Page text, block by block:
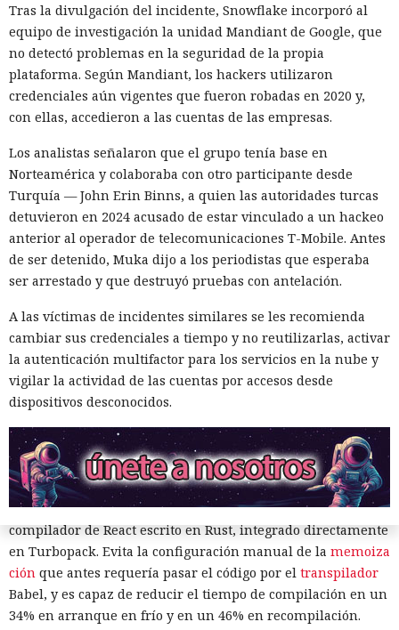
resentóla versión 16.3 — la primera actualización
importante desde octubre de 2025, que reduce el consumo
de memoria RAM en desarrollo hasta un 90% y, además,
acelera el renderizado y el funcionamiento en general.
La contribución principal a la economía de memoria la
2022 sustituye progresivamente a Webpack en el proyecto.
En la nueva versión están activados por defecto el caché en
disco y el desplazamiento de datos no utilizados a disco. Una
instancia con 50 rutas (páginas separadas) ahora consume
alrededor de 840 megabytes en lugar de los anteriores 4,6
gigabytes — un ahorro de aproximadamente el 82%.
guardado antes de la compilación y recompila solo los
fragmentos de código que han cambiado. Según pruebas de
Vercel, una compilación de un proyecto que antes tardaba
21 segundos ahora se completa en 9,2 segundos — una
aceleración de 2,3 veces. El desplazamiento de memoria,
activado por defecto en modo de desarrollo, mueve los datos
no solicitados al disco cuando se aproxima al umbral de
carga y los vuelve a cargar cuando es necesario.
En modo experimental está disponible un nuevo
compilador de React escrito en Rust, integrado directamente
en Turbopack. Evita la configuración manual de la memoiza
ción que antes requería pasar el código por el transpilador
Babel, y es capaz de reducir el tiempo de compilación en un
34% en arranque en frío y en un 46% en recompilación.
Tras la divulgación del incidente, Snowflake incorporó al
equipo de investigación la unidad Mandiant de Google, que
no detectó problemas en la seguridad de la propia
plataforma. Según Mandiant, los hackers utilizaron
credenciales aún vigentes que fueron robadas en 2020 y,
con ellas, accedieron a las cuentas de las empresas.
Los analistas señalaron que el grupo tenía base en
Norteamérica y colaboraba con otro participante desde
Turquía — John Erin Binns, a quien las autoridades turcas
detuvieron en 2024 acusado de estar vinculado a un hackeo
anterior al operador de telecomunicaciones T-Mobile. Antes
de ser detenido, Muka dijo a los periodistas que esperaba
ser arrestado y que destruyó pruebas con antelación.
A las víctimas de incidentes similares se les recomienda
cambiar sus credenciales a tiempo y no reutilizarlas, activar
la autenticación multifactor para los servicios en la nube y
vigilar la actividad de las cuentas por accesos desde
dispositivos desconocidos.
Una sola consulta dio acceso a
SYSTEM: convirtieron una base
de datos Oracle en base para un
ataque encubierto
10:02 / 07.08.2026
Los delincuentes no tuvieron que infiltrarse en el servidor.
La plataforma ejecutó los scripts "khunt" y entregó el
control del sistema.